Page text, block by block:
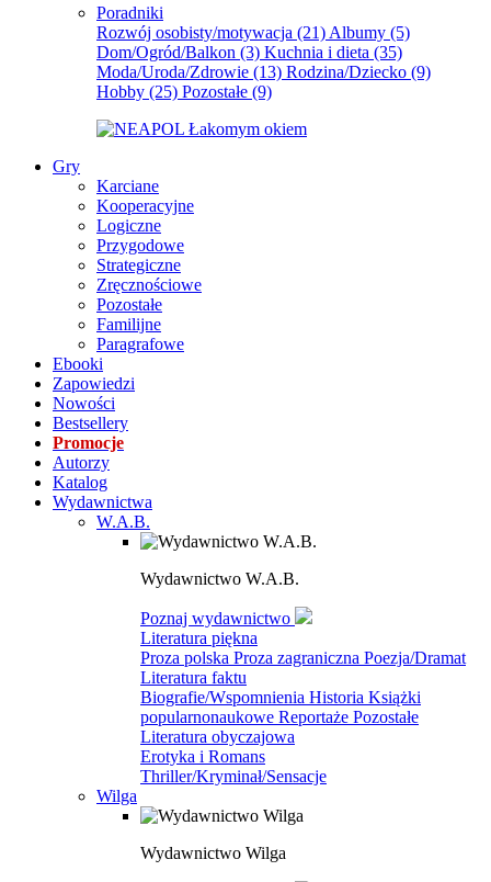
Poradniki
Rozwój osobisty/motywacja (21) Albumy (5)
Dom/Ogród/Balkon (3) Kuchnia i dieta (35)
Moda/Uroda/Zdrowie (13) Rodzina/Dziecko (9)
Hobby (25) Pozostałe (9)
Gry
Karciane
Kooperacyjne
Logiczne
Przygodowe
Strategiczne
Zręcznościowe
Pozostałe
Familijne
Paragrafowe
Ebooki
Zapowiedzi
Nowości
Bestsellery
Promocje
Autorzy
Katalog
Wydawnictwa
W.A.B.
Wydawnictwo W.A.B.
Poznaj wydawnictwo
Literatura piękna
Proza polska Proza zagraniczna Poezja/Dramat
Literatura faktu
Biografie/Wspomnienia Historia Książki
popularnonaukowe Reportaże Pozostałe
Literatura obyczajowa
Erotyka i Romans
Thriller/Kryminał/Sensacje
Wilga
Wydawnictwo Wilga